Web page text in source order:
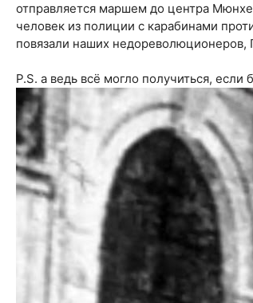
отправляется маршем до центра
человек из полиции с карабинами
повязали наших недореволюционеров,
P.S. а ведь всё могло получиться,